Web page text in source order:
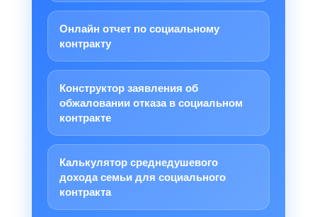
Онлайн отчет по социальному
контракту
Конструктор заявления об
обжаловании отказа в социальном
контракте
Калькулятор среднедушевого
дохода семьи для социального
контракта